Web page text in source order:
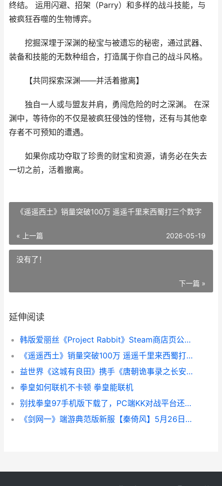
终结。 运用闪避、招架（Parry）和多样的战斗技能，与
被疯狂吞噬的生物博弈。
挖掘深埋于深渊的秘宝与被遗忘的秘密，通过武器、
装备和技能的无数种组合，打造属于你自己的战斗风格。
【共同探索深渊——并活着撤离】
独自一人或与盟友并肩，勇闯危险的时之深渊。 在深
渊中，等待你的不仅是被疯狂侵蚀的怪物，还有与其他幸
存者不可预知的遭遇。
如果你成功夺取了珍贵的财宝和资源，请务必在失去
一切之前，活着撤离。
《遥遥西土》销量突破100万 遥遥千里来西蜀打三个数字
« 上一篇 2026-05-19
没有了！
下一篇 »
延伸阅读
韩版爱丽丝《Project Rabbit》Steam商店页公开 主推RTX 3070 alice爱丽丝韩剧
《遥遥西土》销量突破100万 遥遥千里来西蜀打三个数字
益世界《这城有良田》携手《唐朝诡事录之长安》共叙东方传奇
拳皇如何联机不卡顿 拳皇能联机
别找拳皇97手机版下载了，PC端KK对战平台还原真正街机手感 拳皇97手机版下载安装
《剑网一》端游典范版新服【秦倚风】5月26日开始 剑网1游戏攻略